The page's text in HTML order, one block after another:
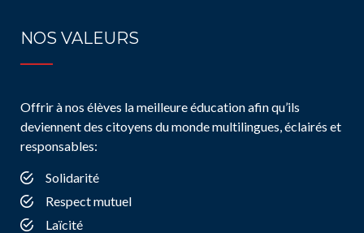
NOS VALEURS
Offrir à nos élèves la meilleure éducation afin qu’ils
deviennent des citoyens du monde multilingues, éclairés et
responsables:
Solidarité
Respect mutuel
Laïcité